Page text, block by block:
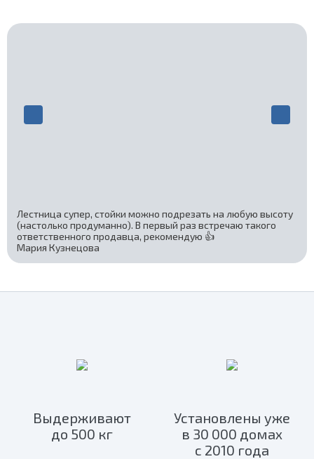
Лестница супер, стойки можно подрезать на любую высоту
(настолько продуманно). В первый раз встречаю такого
ответственного продавца, рекомендую 👍
Мария Кузнецова
Выдерживают
до 500 кг
Установлены уже
в 30 000 домах
с 2010 года